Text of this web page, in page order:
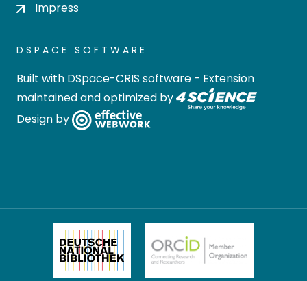
Impress
DSPACE SOFTWARE
Built with DSpace-CRIS software - Extension
maintained and optimized by
Design by